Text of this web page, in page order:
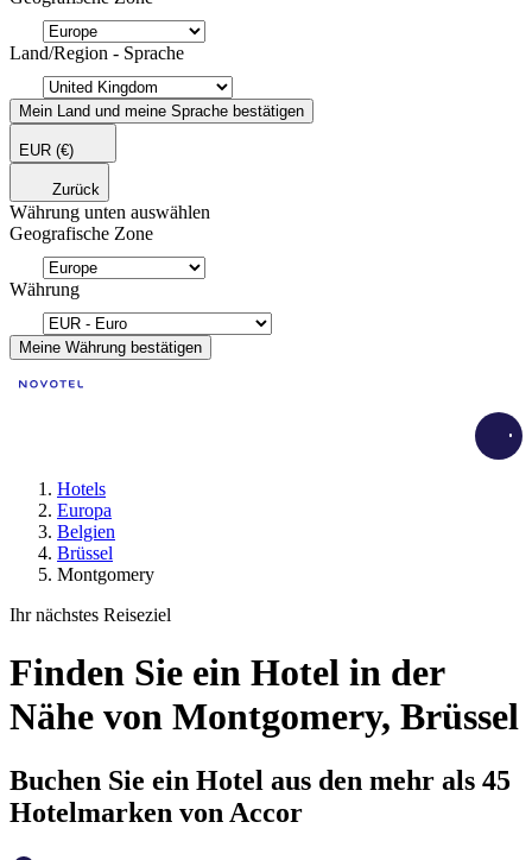
Land/Region - Sprache
Mein Land und meine Sprache bestätigen
EUR (€)
Zurück
Währung unten auswählen
Geografische Zone
Währung
Meine Währung bestätigen
Hotels
Europa
Belgien
Brüssel
Montgomery
Ihr nächstes Reiseziel
Finden Sie ein Hotel in der
Nähe von Montgomery, Brüssel
Buchen Sie ein Hotel aus den mehr als 45
Hotelmarken von Accor